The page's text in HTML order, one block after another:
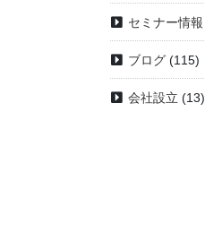
セミナー情報
ブログ(115)
会社設立 (13)